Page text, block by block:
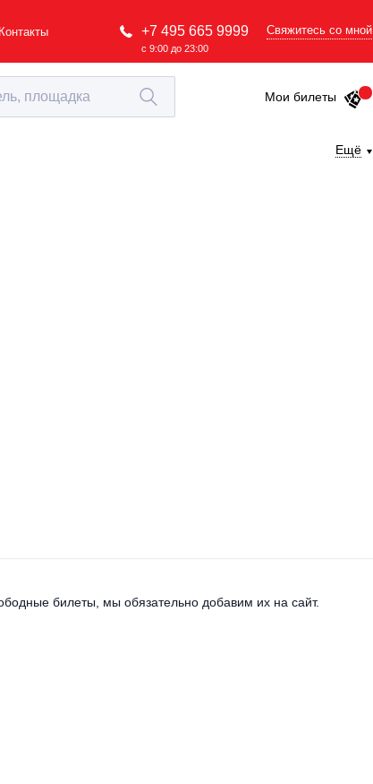
Контакты +7 495 665 9999
с 9:00 до 23:00
Свяжитесь со мной
Мои билеты
Ещё
билеты, мы обязательно добавим их на сайт.